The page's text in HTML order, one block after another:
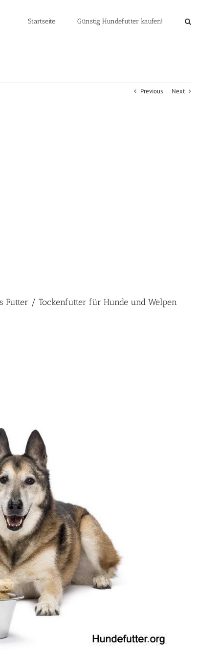
Startseite Günstig Hundefutter kaufen!
Previous Next
Futter / Tockenfutter für Hunde und Welpen